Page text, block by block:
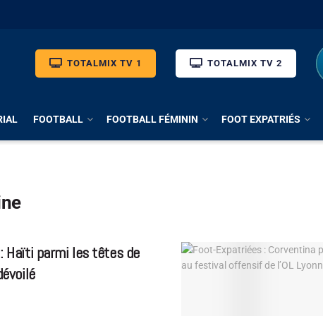
TOTALMIX TV 1 TOTALMIX TV 2
FOOTBALL FOOTBALL FÉMININ FOOT EXPATRIÉS
Haïti parmi les têtes de